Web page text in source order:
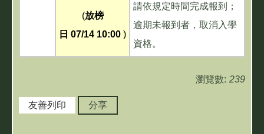
(放榜
日 07/14 10:00 )
請依規定時間完成報到；
逾期未報到者，取消入學
資格。
瀏覽數: 239
友善列印 分享